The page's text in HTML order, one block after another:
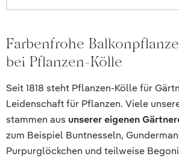
Farbenfrohe
bei Pflanzen-Kölle
Seit 1818 steht Pflanzen-Kölle für
Leidenschaft für Pflanzen. Viele
stammen aus unserer eigenen
zum Beispiel Buntnesseln,
Purpurglöckchen und teilweise